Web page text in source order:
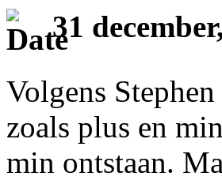
31
Volgens
zoals plus en
min ontstaan.